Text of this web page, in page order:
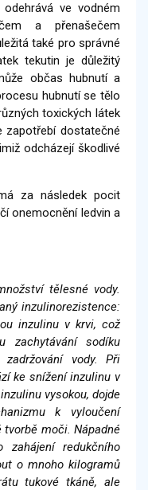
ve vodném
a přenašečem
také pro správné
tekutin je důležitý
občas hubnutí a
hubnutí se tělo
toxických látek
zapotřebí dostatečné
odcházejí škodlivé
za následek pocit
onemocnění ledvin a
tělesné vody.
inzulinorezistence:
inzulinu v krvi, což
zachytávání sodíku
vody. Při
ke snížení inzulinu v
vysokou, dojde
k vyloučení
moči. Nápadné
redukčního
o mnoho kilogramů
tukové tkáně, ale